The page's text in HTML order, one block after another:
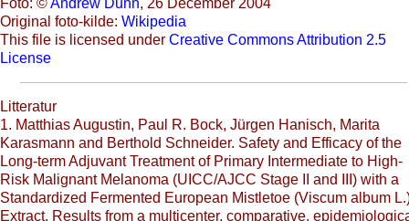
Foto: ©Andrew Dunn, 26 December 2004
Original foto-kilde: Wikipedia
This file is licensed under Creative Commons Attribution 2.5
License
Litteratur
1. Matthias Augustin, Paul R. Bock, Jürgen Hanisch, Marita
Karasmann and Berthold Schneider. Safety and Efficacy of the
Long-term Adjuvant Treatment of Primary Intermediate to High-
Risk Malignant Melanoma (UICC/AJCC Stage II and III) with a
Standardized Fermented European Mistletoe (Viscum album
Extract. Results from a multicenter, comparative,